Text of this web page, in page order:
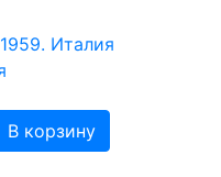
В корзину